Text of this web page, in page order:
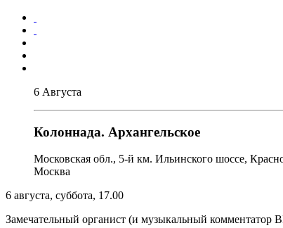
6 Августа
Колоннада. Архангельское
Московская обл., 5-й км. Ильинского шоссе,
Москва
6 августа, суббота, 17.00
Замечательный органист (и музыкальный комментатор